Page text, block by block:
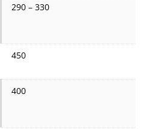
290 – 330
450
400